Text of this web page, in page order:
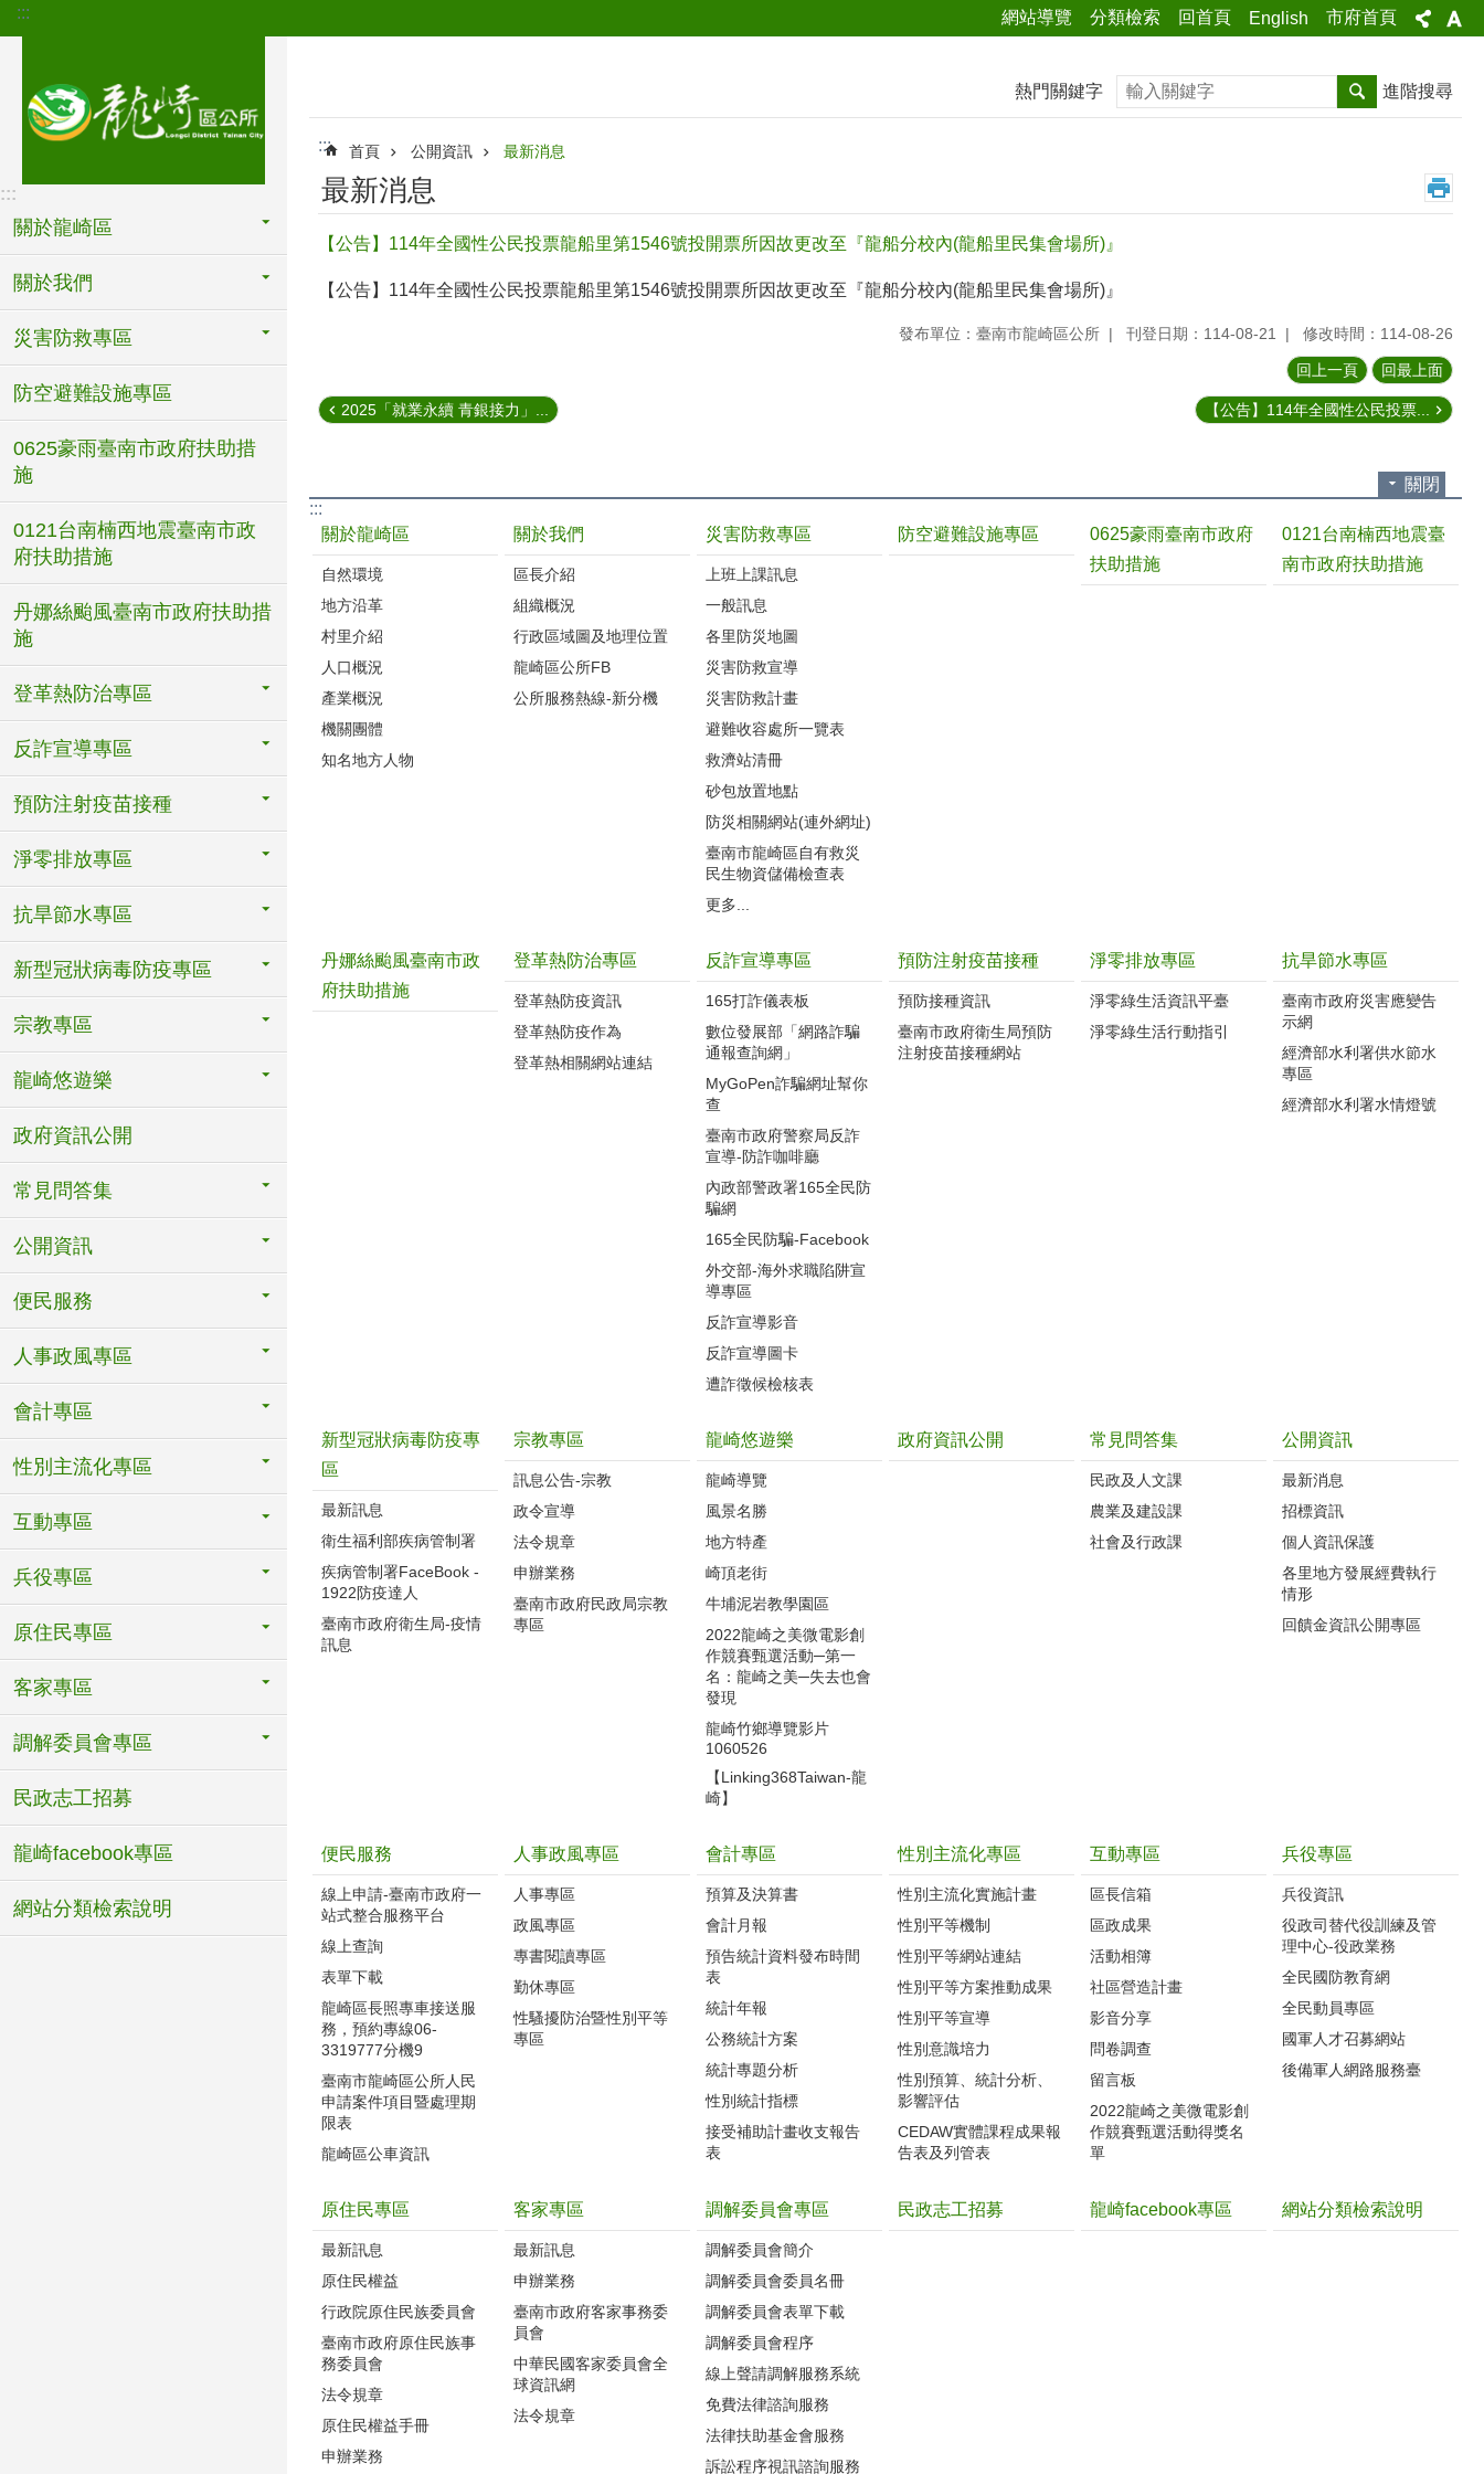
跳到主要內容區塊
::: 網站導覽 分類檢索 回首頁 English 市府首頁
:::
關於龍崎區
關於我們
災害防救專區
防空避難設施專區
0625豪雨臺南市政府扶助措
施
0121台南楠西地震臺南市政
府扶助措施
丹娜絲颱風臺南市政府扶助措
施
登革熱防治專區
反詐宣導專區
預防注射疫苗接種
淨零排放專區
抗旱節水專區
新型冠狀病毒防疫專區
宗教專區
龍崎悠遊樂
政府資訊公開
常見問答集
公開資訊
便民服務
人事政風專區
會計專區
性別主流化專區
互動專區
兵役專區
原住民專區
客家專區
調解委員會專區
民政志工招募
龍崎facebook專區
網站分類檢索說明
熱門關鍵字 搜尋 進階搜尋
::: 首頁 公開資訊 最新消息
最新消息
【公告】114年全國性公民投票龍船里第1546號投開票所因故更改至『龍船分校內(龍船里民集會場所)』
【公告】114年全國性公民投票龍船里第1546號投開票所因故更改至『龍船分校內(龍船里民集會場所)』
發布單位：臺南市龍崎區公所 刊登日期：114-08-21 修改時間：114-08-26
回上一頁 回最上面
2025「就業永續 青銀接力」... 【公告】114年全國性公民投票...
關閉
:::
關於龍崎區
自然環境
地方沿革
村里介紹
人口概況
產業概況
機關團體
知名地方人物
關於我們
區長介紹
組織概況
行政區域圖及地理位置
龍崎區公所FB
公所服務熱線-新分機
災害防救專區
上班上課訊息
一般訊息
各里防災地圖
災害防救宣導
災害防救計畫
避難收容處所一覽表
救濟站清冊
砂包放置地點
防災相關網站(連外網址)
臺南市龍崎區自有救災
民生物資儲備檢查表
更多...
防空避難設施專區
0625豪雨臺南市政府
扶助措施
0121台南楠西地震臺
南市政府扶助措施
丹娜絲颱風臺南市政
府扶助措施
登革熱防治專區
登革熱防疫資訊
登革熱防疫作為
登革熱相關網站連結
反詐宣導專區
165打詐儀表板
數位發展部「網路詐騙
通報查詢網」
MyGoPen詐騙網址幫你
查
臺南市政府警察局反詐
宣導-防詐咖啡廳
內政部警政署165全民防
騙網
165全民防騙-Facebook
外交部-海外求職陷阱宣
導專區
反詐宣導影音
反詐宣導圖卡
遭詐徵候檢核表
預防注射疫苗接種
預防接種資訊
臺南市政府衛生局預防
注射疫苗接種網站
淨零排放專區
淨零綠生活資訊平臺
淨零綠生活行動指引
抗旱節水專區
臺南市政府災害應變告
示網
經濟部水利署供水節水
專區
經濟部水利署水情燈號
新型冠狀病毒防疫專
區
最新訊息
衛生福利部疾病管制署
疾病管制署FaceBook -
1922防疫達人
臺南市政府衛生局-疫情
訊息
宗教專區
訊息公告-宗教
政令宣導
法令規章
申辦業務
臺南市政府民政局宗教
專區
龍崎悠遊樂
龍崎導覽
風景名勝
地方特產
崎頂老街
牛埔泥岩教學園區
2022龍崎之美微電影創
作競賽甄選活動─第一
名：龍崎之美─失去也會
發現
龍崎竹鄉導覽影片
1060526
【Linking368Taiwan-龍
崎】
政府資訊公開 常見問答集
民政及人文課
農業及建設課
社會及行政課
公開資訊
最新消息
招標資訊
個人資訊保護
各里地方發展經費執行
情形
回饋金資訊公開專區
便民服務
線上申請-臺南市政府一
站式整合服務平台
線上查詢
表單下載
龍崎區長照專車接送服
務，預約專線06-
3319777分機9
臺南市龍崎區公所人民
申請案件項目暨處理期
限表
龍崎區公車資訊
人事政風專區
人事專區
政風專區
專書閱讀專區
勤休專區
性騷擾防治暨性別平等
專區
會計專區
預算及決算書
會計月報
預告統計資料發布時間
表
統計年報
公務統計方案
統計專題分析
性別統計指標
接受補助計畫收支報告
表
性別主流化專區
性別主流化實施計畫
性別平等機制
性別平等網站連結
性別平等方案推動成果
性別平等宣導
性別意識培力
性別預算、統計分析、
影響評估
CEDAW實體課程成果報
告表及列管表
互動專區
區長信箱
區政成果
活動相簿
社區營造計畫
影音分享
問卷調查
留言板
2022龍崎之美微電影創
作競賽甄選活動得獎名
單
兵役專區
兵役資訊
役政司替代役訓練及管
理中心-役政業務
全民國防教育網
全民動員專區
國軍人才召募網站
後備軍人網路服務臺
原住民專區
最新訊息
原住民權益
行政院原住民族委員會
臺南市政府原住民族事
務委員會
法令規章
原住民權益手冊
申辦業務
客家專區
最新訊息
申辦業務
臺南市政府客家事務委
員會
中華民國客家委員會全
球資訊網
法令規章
調解委員會專區
調解委員會簡介
調解委員會委員名冊
調解委員會表單下載
調解委員會程序
線上聲請調解服務系統
免費法律諮詢服務
法律扶助基金會服務
訴訟程序視訊諮詢服務
民政志工招募 龍崎facebook專區 網站分類檢索說明